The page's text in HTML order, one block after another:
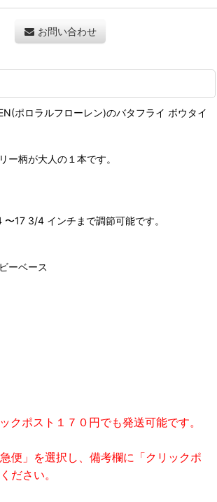
お問い合わせ
ポロラルフローレン)のバタフライ ボウタイ
ー柄が大人の１本です。
17 3/4 インチまで調節可能です。
ーベース
クポスト１７０円でも発送可能です。
便」を選択し、備考欄に「クリックポ
ださい。